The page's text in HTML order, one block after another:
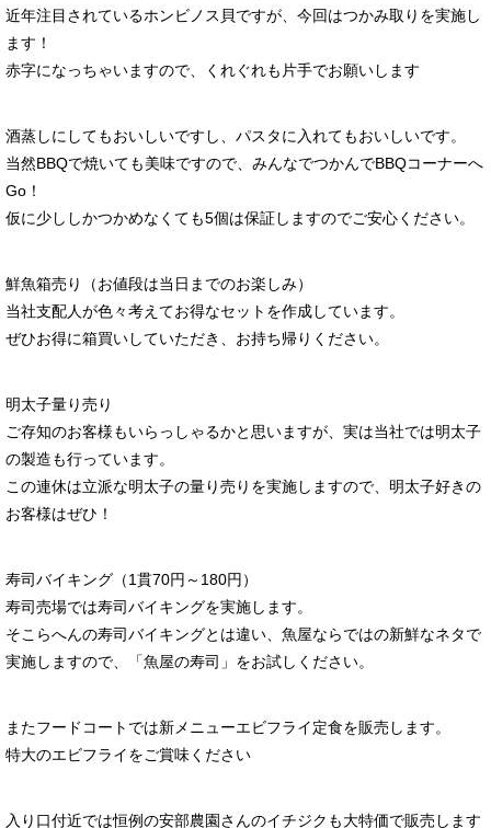
近年注目されているホンビノス貝ですが、今回はつかみ取りを実施し
ます！
赤字になっちゃいますので、くれぐれも片手でお願いします
酒蒸しにしてもおいしいですし、パスタに入れてもおいしいです。
当然BBQで焼いても美味ですので、みんなでつかんでBBQコーナーへ
Go！
仮に少ししかつかめなくても5個は保証しますのでご安心ください。
鮮魚箱売り（お値段は当日までのお楽しみ）
当社支配人が色々考えてお得なセットを作成しています。
ぜひお得に箱買いしていただき、お持ち帰りください。
明太子量り売り
ご存知のお客様もいらっしゃるかと思いますが、実は当社では明太子
の製造も行っています。
この連休は立派な明太子の量り売りを実施しますので、明太子好きの
お客様はぜひ！
寿司バイキング（1貫70円～180円）
寿司売場では寿司バイキングを実施します。
そこらへんの寿司バイキングとは違い、魚屋ならではの新鮮なネタで
実施しますので、「魚屋の寿司」をお試しください。
またフードコートでは新メニューエビフライ定食を販売します。
特大のエビフライをご賞味ください
入り口付近では恒例の安部農園さんのイチジクも大特価で販売します